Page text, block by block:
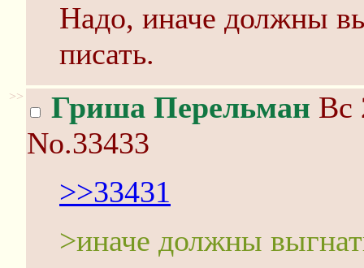
Надо, иначе должны
писать.
>> Гриша Перельман Вс
No.33433
>>33431
>иначе должны